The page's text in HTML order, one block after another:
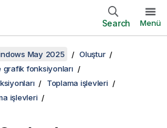
Search Menü
May 2025
Oluştur
fonksiyonları
Toplama işlevleri
işlevleri